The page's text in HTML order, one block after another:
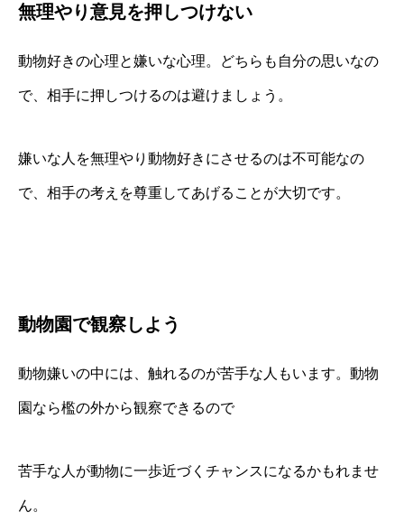
無理やり意見を押しつけない
動物好きの心理と嫌いな心理。どちらも自分の思いなの
で、相手に押しつけるのは避けましょう。
嫌いな人を無理やり動物好きにさせるのは不可能なの
で、相手の考えを尊重してあげることが大切です。
動物園で観察しよう
動物嫌いの中には、触れるのが苦手な人もいます。動物
園なら檻の外から観察できるので
苦手な人が動物に一歩近づくチャンスになるかもれませ
ん。